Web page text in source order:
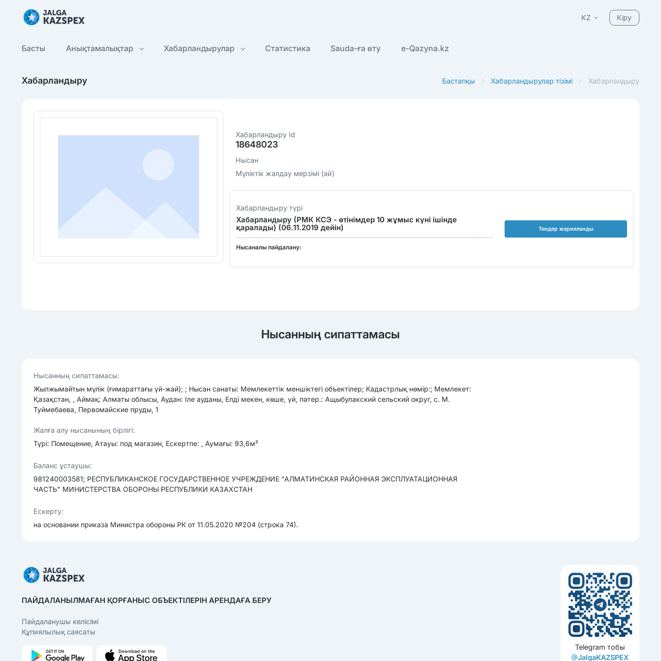
KZ Кіру
Басты Анықтамалықтар Хабарландырулар Статистика Sauda-ға өту e-Qazyna.kz
Бастапқы Хабарландырулар тізімі Хабарландыру
Хабарландыру
Хабарландыру Id
18648023
Нысан
Мүліктік жалдау мерзімі (ай)
Хабарландыру түрі
Хабарландыру (РМК КСЭ - өтінімдер 10 жұмыс күні ішінде
қаралады) (06.11.2019 дейін)
Нысаналы пайдалану:
Тендер жарияланды
Нысанның сипаттамасы
Нысанның сипаттамасы:
Жылжымайтын мүлік (ғимараттағы үй-жай); ; Нысан санаты: Мемлекеттік меншіктегі объектілер; Кадастрлық нөмір:; Мемлекет:
Қазақстан, , Аймақ: Алматы облысы, Аудан: Іле ауданы, Елді мекен, көше, үй, пәтер.: Ащыбулакский сельский округ, с. М.
Туймебаева, Первомайские пруды, 1
Жалға алу нысанының бірлігі:
Түрі: Помещение, Атауы: под магазин, Ескертпе: , Аумағы: 93,6м²
Баланс ұстаушы:
981240003581; РЕСПУБЛИКАНСКОЕ ГОСУДАРСТВЕННОЕ УЧРЕЖДЕНИЕ "АЛМАТИНСКАЯ РАЙОННАЯ ЭКСПЛУАТАЦИОННАЯ
ЧАСТЬ" МИНИСТЕРСТВА ОБОРОНЫ РЕСПУБЛИКИ КАЗАХСТАН
Ескерту:
на основании приказа Министра обороны РК от 11.05.2020 №204 (строка 74).
ПАЙДАЛАНЫЛМАҒАН ҚОРҒАНЫС ОБЪЕКТІЛЕРІН АРЕНДАҒА БЕРУ
Пайдаланушы келісімі
Құпиялылық саясаты
Telegram тобы
JalgaKAZSPEX